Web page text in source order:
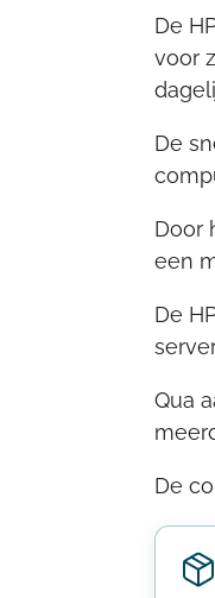
De
voor
De
Door
een
De
Qua
De